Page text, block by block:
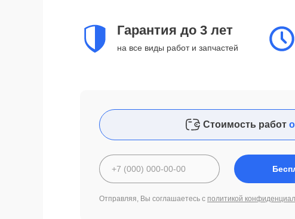
Гарантия до 3 лет
на все виды работ и запчастей
Стоимость работ
Отправляя, Вы соглашаетесь с политикой